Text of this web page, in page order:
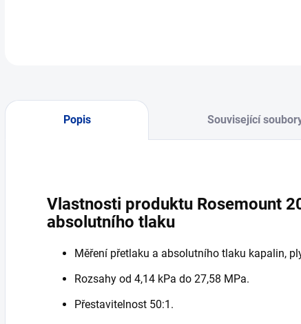
Popis Související
Vlastnosti produktu Rosemount
absolutního tlaku
Měření přetlaku a absolutního tlaku kapalin,
Rozsahy od 4,14 kPa do 27,58 MPa.
Přestavitelnost 50:1.